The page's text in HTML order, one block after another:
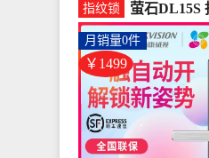
指纹锁
萤石DL15S
能门锁互联
锁(卡耐家居
元)
￥1499
月销量0件